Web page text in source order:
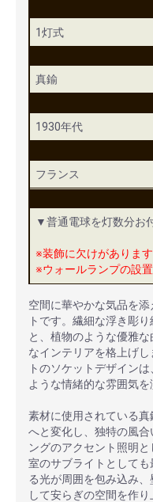
1灯式
真鍮
1930年代
フランス
▼普通電球を灯数分お
※装飾に欠けがありま
※ウォールランプの設
空間に華やかな気品を
トです。繊細な浮き彫
と、植物のような優雅
なインテリアを格上げ
トのソケットデザイン
ような情緒的な雰囲気を
素材に使用されている
へと変化し、独特の風
ングのアクセント照明
室のサブライトとして
る光が周囲を包み込み
して安らぎの空間を作り